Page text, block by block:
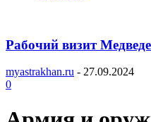
Рабочий визит
myastrakhan.ru - 27.09.2024
0